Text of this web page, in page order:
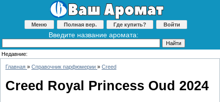
Меню Полная вер. Где купить? Войти
Введите название аромата:
Недавние:
Главная » Справочник парфюмерии » Creed
Creed Royal Princess Oud 2024